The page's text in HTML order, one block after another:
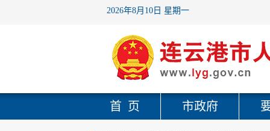
2026年8月10日 星期一
首 页 市政府